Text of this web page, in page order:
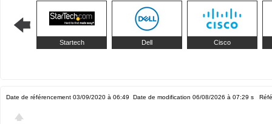
Startech Dell Cisco
Date de référencement 03/09/2020 à 06:49 Date de modification 06/08/2026 à 07:29 s